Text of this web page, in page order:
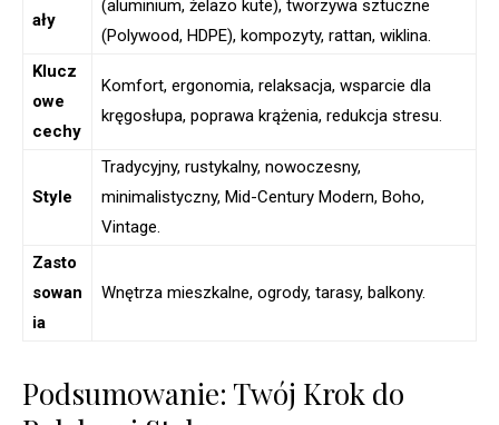
ały
(aluminium, żelazo kute), tworzywa sztuczne
(Polywood, HDPE), kompozyty, rattan, wiklina.
Klucz
owe
cechy
Komfort, ergonomia, relaksacja, wsparcie dla
kręgosłupa, poprawa krążenia, redukcja stresu.
Style
Tradycyjny, rustykalny, nowoczesny,
minimalistyczny, Mid-Century Modern, Boho,
Vintage.
Zasto
sowan
ia
Wnętrza mieszkalne, ogrody, tarasy, balkony.
Podsumowanie: Twój Krok do